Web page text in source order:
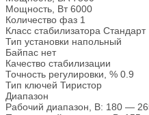
Мощность, Вт 6000
Количество фаз 1
Класс стабилизатора Стандарт
Тип установки напольный
Байпас нет
Качество стабилизации
Точность регулировки, % 0.9
Тип ключей Тиристор
Диапазон
Рабочий диапазон, В: 180 —